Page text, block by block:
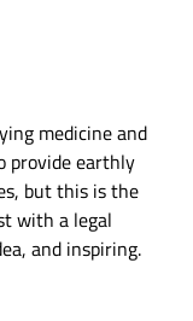
medicine and
provide earthly
but this is the
with a legal
and inspiring.